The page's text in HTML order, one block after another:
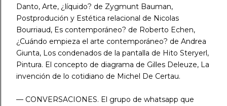
Danto, Arte, ¿líquido? de Zygmunt Bauman,
Postprodución y Estética relacional de Nicolas
Bourriaud, Es contemporáneo? de Roberto Echen,
¿Cuándo empieza el arte contemporáneo? de Andrea
Giunta, Los condenados de la pantalla de Hito Steryerl,
Pintura. El concepto de diagrama de Gilles Deleuze, La
invención de lo cotidiano de Michel De Certau.
— CONVERSACIONES. El grupo de whatsapp que